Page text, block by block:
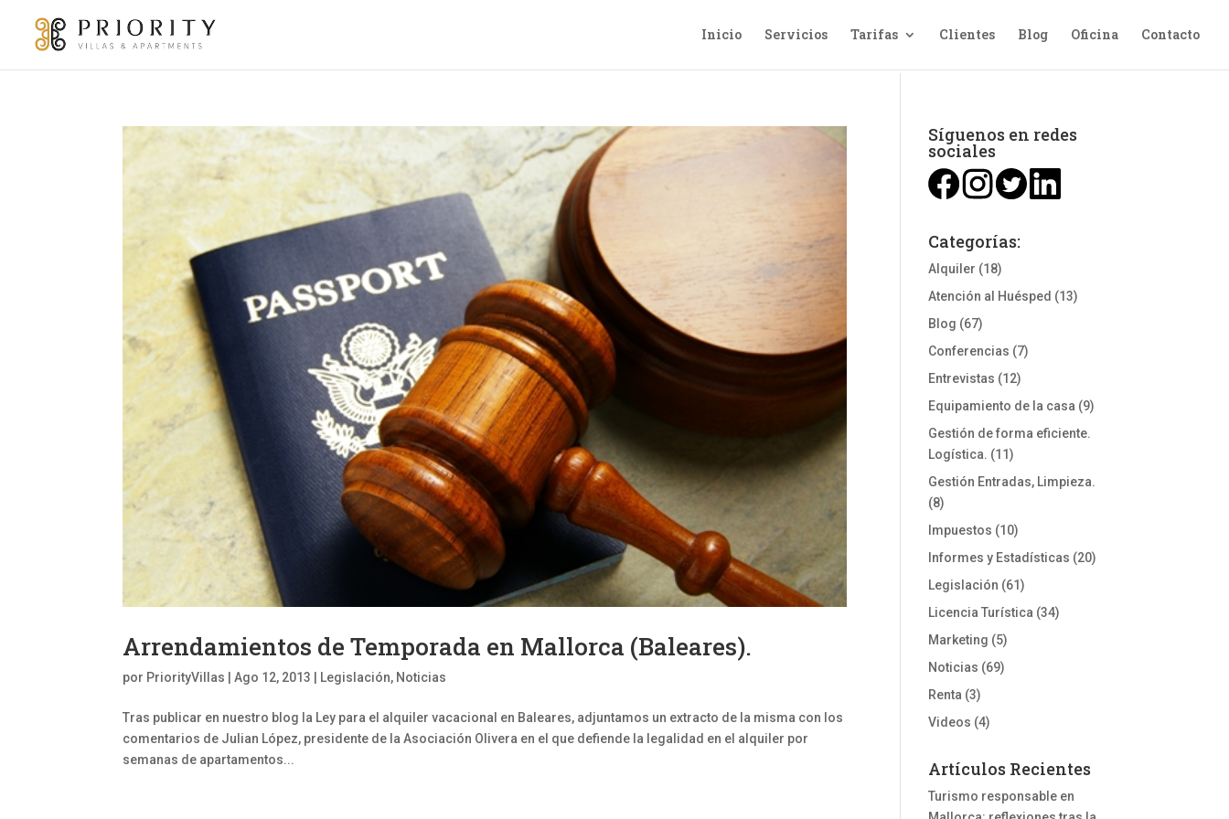
Inicio Servicios Tarifas Clientes Blog Oficina Contacto
Arrendamientos de Temporada en Mallorca (Baleares).
por PriorityVillas |Ago 12, 2013 Legislación, Noticias
Tras publicar en nuestro blog la Ley para el alquiler vacacional en Baleares, adjuntamos un extracto de la misma con los
comentarios de Julian López, presidente de la Asociación Olivera en el que defiende la legalidad en el alquiler por
semanas de apartamentos...
Síguenos en redes
sociales
Categorías:
Alquiler (18)
Atención al Huésped (13)
Blog (67)
Conferencias (7)
Entrevistas (12)
Equipamiento de la casa (9)
Gestión de forma eficiente.
Logística. (11)
Gestión Entradas, Limpieza.
(8)
Impuestos (10)
Informes y Estadísticas (20)
Legislación (61)
Licencia Turística (34)
Marketing (5)
Noticias (69)
Renta (3)
Videos (4)
Artículos Recientes
Turismo responsable en